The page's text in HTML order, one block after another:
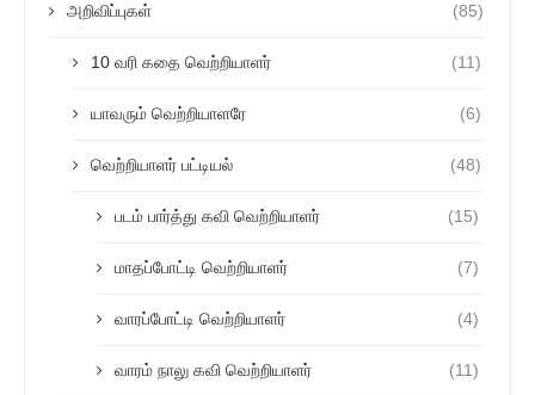
அறிவிப்புகள் (85)
10 வரி கதை வெற்றியாளர் (11)
யாவரும் வெற்றியாளரே (6)
வெற்றியாளர் பட்டியல் (48)
படம் பார்த்து கவி வெற்றியாளர் (15)
மாதப்போட்டி வெற்றியாளர் (7)
வாரப்போட்டி வெற்றியாளர் (4)
வாரம் நாலு கவி வெற்றியாளர் (11)